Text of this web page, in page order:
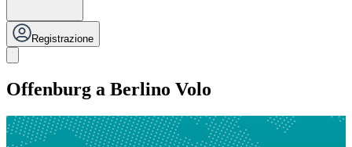
Registrazione
Offenburg a Berlino Volo